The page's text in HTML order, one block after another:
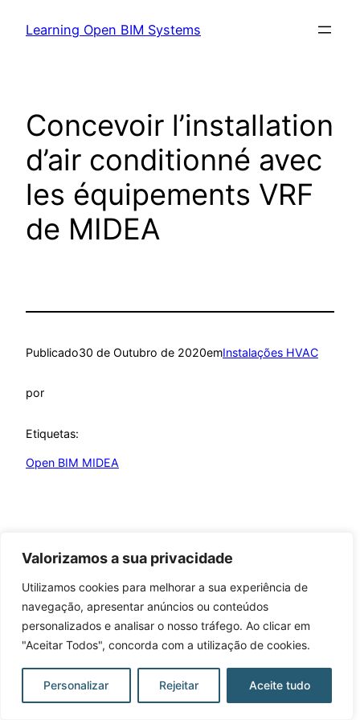
Valorizamos a sua privacidade
Utilizamos cookies para melhorar a sua experiência de
navegação, apresentar anúncios ou conteúdos
personalizados e analisar o nosso tráfego. Ao clicar em
"Aceitar Todos", concorda com a utilização de cookies.
Personalizar Rejeitar Aceite tudo
Learning Open BIM Systems
Concevoir l’installation
d’air conditionné avec
les équipements VRF
de MIDEA
Publicado30 de Outubro de 2020emInstalações HVAC
por
Etiquetas:
Open BIM MIDEA
Learning Open BIM Systems
Criado comWordPress